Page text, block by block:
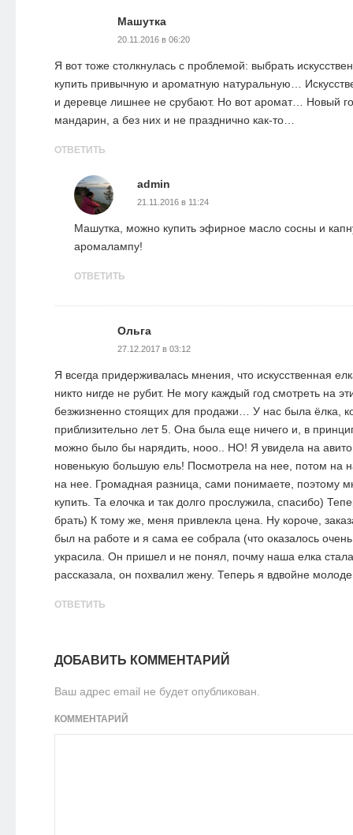
Машутка
20.11.2016 в 06:20
Я вот тоже столкнулась с проблемой: выбрать
купить привычную и ароматную натуральную…
и деревце лишнее не срубают. Но вот аромат… Новый
мандарин, а без них и не празднично как-то…
ОТВЕТИТЬ
admin
21.11.2016 в 11:24
Машутка, можно купить эфирное масло сосны и
аромалампу!
ОТВЕТИТЬ
Ольга
27.12.2017 в 03:12
Я всегда придерживалась мнения, что искусственная
никто нигде не рубит. Не могу каждый год смотреть на
безжизненно стоящих для продажи… У нас была ёлка,
приблизительно лет 5. Она была еще ничего и, в
можно было бы нарядить, нооо.. НО! Я увидела на авито
новенькую большую ель! Посмотрела на нее, потом на
на нее. Громадная разница, сами понимаете, поэтому
купить. Та елочка и так долго прослужила, спасибо)
брать) К тому же, меня привлекла цена. Ну короче,
был на работе и я сама ее собрала (что оказалось очень
украсила. Он пришел и не понял, почму наша елка
рассказала, он похвалил жену. Теперь я вдвойне
ОТВЕТИТЬ
ДОБАВИТЬ КОММЕНТАРИЙ
Ваш адрес email не будет опубликован.
КОММЕНТАРИЙ